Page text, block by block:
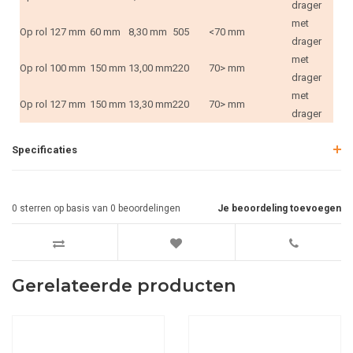
drager
Op rol 127 mm 60 mm 8,30 mm 505 <70 mm
met
drager
Op rol 100 mm 150 mm 13,00 mm220 70> mm
met
drager
Op rol 127 mm 150 mm 13,30 mm220 70> mm
met
drager
Specificaties
Je beoordeling toevoegen
0 sterren op basis van 0 beoordelingen
Gerelateerde producten